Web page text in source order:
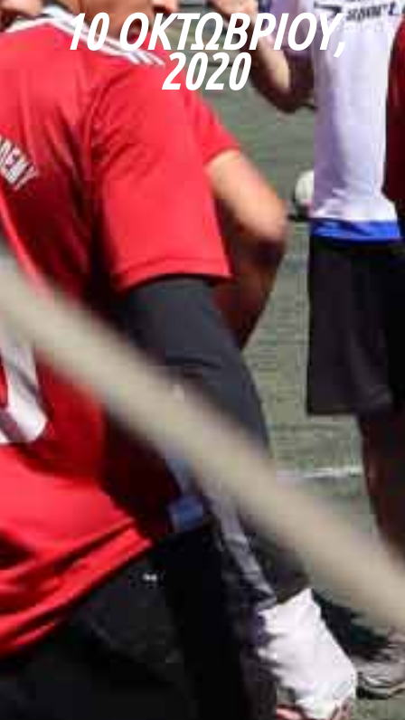
10 ΟΚΤΩΒΡΊΟΥ,
2020